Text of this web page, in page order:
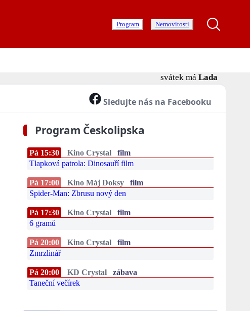
Program Nemovitosti
svátek má Lada
Sledujte nás na Facebooku
Program Českolipska
Pá 15:30 Kino Crystal
film
Tlapková patrola: Dinosauří film
Pá 17:00 Kino Máj Doksy
film
Spider-Man: Zbrusu nový den
Pá 17:30 Kino Crystal
film
6 gramů
Pá 20:00 Kino Crystal
film
Zmrzlinář
Pá 20:00 KD Crystal
zábava
Taneční večírek